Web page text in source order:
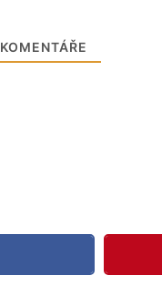
KOMENTÁŘE